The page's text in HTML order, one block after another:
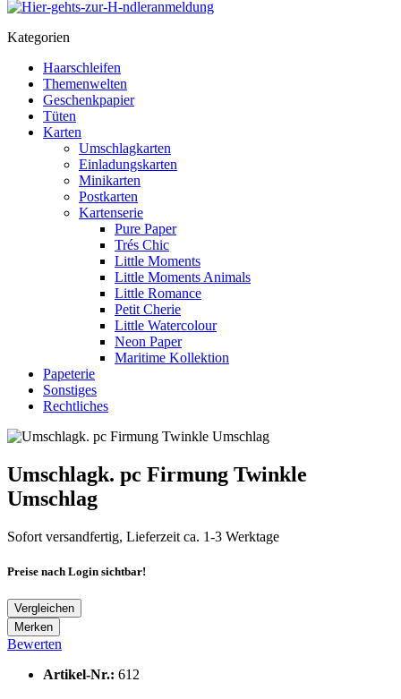
Kategorien
Haarschleifen
Themenwelten
Geschenkpapier
Tüten
Karten
Umschlagkarten
Einladungskarten
Minikarten
Postkarten
Kartenserie
Pure Paper
Trés Chic
Little Moments
Little Moments Animals
Little Romance
Petit Cherie
Little Watercolour
Neon Paper
Maritime Kollektion
Papeterie
Sonstiges
Rechtliches
Umschlagk. pc Firmung Twinkle
Umschlag
Sofort versandfertig, Lieferzeit ca. 1-3 Werktage
Preise nach Login sichtbar!
Vergleichen
Merken
Bewerten
Artikel-Nr.: 612